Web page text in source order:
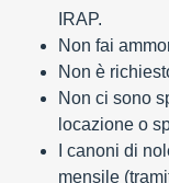
IRAP.
Non fai
Non è
Non ci sono
locazione o
I canoni di
mensile